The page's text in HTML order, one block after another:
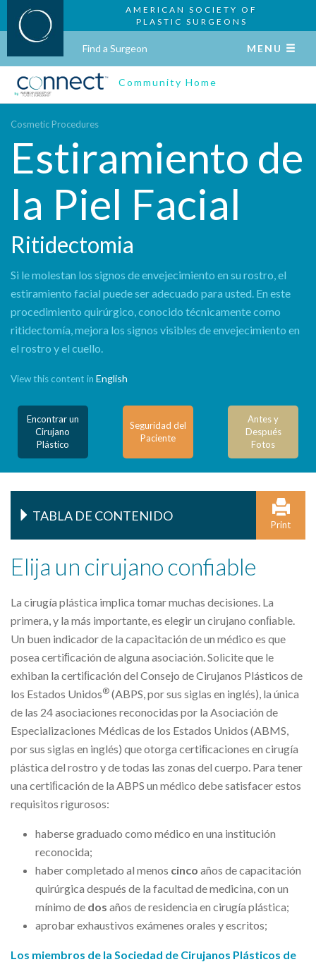
AMERICAN SOCIETY OF
PLASTIC SURGEONS
Find a Surgeon MENU
Community Home
Cosmetic Procedures
Estiramiento de
la Piel Facial
Ritidectomia
Si le molestan los signos de envejecimiento en su rostro, el
estiramiento facial puede ser adecuado para usted. En este
procedimiento quirúrgico, conocido técnicamente como
ritidectomía, mejora los signos visibles de envejecimiento en
el rostro y el cuello.
View this content in English
Encontrar un
Cirujano
Plástico
Seguridad del
Paciente
Antes y
Después
Fotos
TABLA DE CONTENIDO
Print
Elija un cirujano confiable
La cirugía plástica implica tomar muchas decisiones. La
primera, y la más importante, es elegir un cirujano conﬁable.
Un buen indicador de la capacitación de un médico es que
posea certiﬁcación de alguna asociación. Solicite que le
exhiban la certiﬁcación del Consejo de Cirujanos Plásticos de
los Estados Unidos® (ABPS, por sus siglas en inglés), la única
de las 24 asociaciones reconocidas por la Asociación de
Especializaciones Médicas de los Estados Unidos (ABMS,
por sus siglas en inglés) que otorga certiﬁcaciones en cirugía
plástica del rostro y de todas las zonas del cuerpo. Para tener
una certiﬁcación de la ABPS un médico debe satisfacer estos
requisitos rigurosos:
haberse graduado como médico en una institución
reconocida;
haber completado al menos cinco años de capacitación
quirúrgica después de la facultad de medicina, con un
mínimo de dos años de residencia en cirugía plástica;
aprobar exhaustivos exámenes orales y escritos;
Los miembros de la Sociedad de Cirujanos Plásticos de